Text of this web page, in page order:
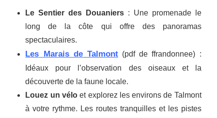
Le Sentier des Douaniers : Une promenade le
long de la côte qui offre des panoramas
spectaculaires.
Les Marais de Talmont(pdf de ffrandonnee) :
Idéaux pour l’observation des oiseaux et la
découverte de la faune locale.
Louez un véloet explorez les environs de Talmont
à votre rythme. Les routes tranquilles et les pistes